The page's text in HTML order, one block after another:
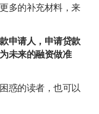
多的补充材料，来
申请人，申请贷款
未来的融资做准
惑的读者，也可以